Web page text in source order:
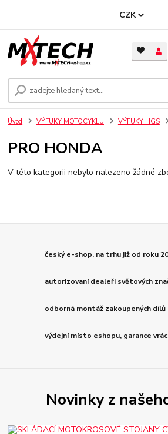
CZK
Úvod VÝFUKY MOTOCYKLU VÝFUKY HGS
PRO HONDA
V této kategorii nebylo nalezeno žádné
český e-shop, na trhu již od roku
autorizovaní dealeři světových
odborná montáž zakoupených dílů
výdejní místo eshopu, garance
Novinky z